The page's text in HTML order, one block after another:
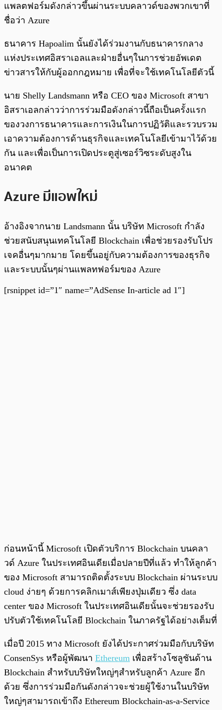
แพลตฟอร์มดังกล่าวขึ้นผ่านระบบคลาวด์ของพวกเขาที่
ชื่อว่า Azure
ธนาคาร Hapoalim นั้นยังได้ร่วมงานกับธนาคารกลาง
แห่งประเทศอิสราเอลและฝ่ายอื่นๆในการช่วยอัพเดต
ข่าวสารให้กับผู้ออกกฎหมาย เพื่อที่จะใช้เทคโนโลยีตัวนี้
นาย Shelly Landsmann หรือ CEO ของ Microsoft สาขา
อิสราเอลกล่าวว่าการร่วมมือดังกล่าวนี้ถือเป็นครั้งแรก
ของวงการธนาคารและการเงินในการปฏิวัติและรวบรวม
เอาความต้องการด้านธุรกิจและเทคโนโลยีเข้ามาไว้ด้วย
กัน และเพื่อเป็นการเปิดประตูสู่เซอร์วิซระดับสูงใน
อนาคต
Azure มีแอพใหม่
อ้างอิงจากนาย Landsmann นั้น บริษัท Microsoft กำลัง
ช่วยสนับสนุนเทคโนโลยี Blockchain เพื่อช่วยรองรับโปร
เจคอื่นๆมากมาย โดยขึ้นอยู่กับความต้องการของธุรกิจ
และระบบนั้นๆผ่านแพลทฟอร์มของ Azure
[rsnippet id=”1″ name=”AdSense In-article ad 1″]
ก่อนหน้านี้ Microsoft เปิดตัวบริการ Blockchain บนคลา
วด์ Azure ในประเทศอินเดียเมื่อปลายปีที่แล้ว ทำให้ลูกค้า
ของ Microsoft สามารถติดตั้งระบบ Blockchain ผ่านระบบ
cloud ง่ายๆ ด้วยการคลิกเมาส์เพียงปุ่มเดียว ซึ่ง data
center ของ Microsoft ในประเทศอินเดียนั้นจะช่วยรองรับ
ปรับตัวใช้เทคโนโลยี Blockchain ในภาครัฐได้อย่างเต็มที่
เมื่อปี 2015 ทาง Microsoft ยังได้ประกาศร่วมมือกับบริษัท
ConsenSys หรือผู้พัฒนา Ethereum เพื่อสร้างโซลูชันด้าน
Blockchain สำหรับบริษัทใหญ่ๆสำหรับลูกค้า Azure อีก
ด้วย ซึ่งการร่วมมือกันดังกล่าวจะช่วยผู้ใช้งานในบริษัท
ใหญ่ๆสามารถเข้าถึง Ethereum Blockchain-as-a-Service